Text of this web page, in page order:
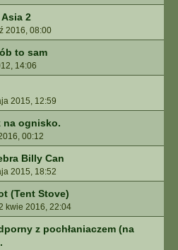
2
2016, 08:00
to sam
14:06
2015, 12:59
na ognisko.
00:12
Billy Can
2015, 18:52
(Tent Stove)
kwie 2016, 22:04
z pochłaniaczem (na